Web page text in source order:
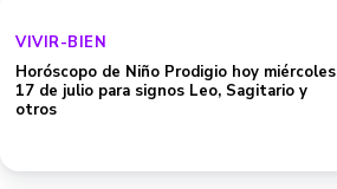
VIVIR-BIEN
Horóscopo de Niño Prodigio hoy miércoles
17 de julio para signos Leo, Sagitario y
otros